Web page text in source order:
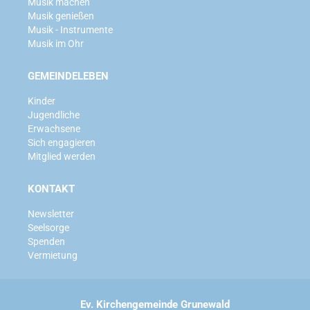
Musik genießen
Musik - Instrumente
Musik im Ohr
GEMEINDELEBEN
Kinder
Jugendliche
Erwachsene
Sich engagieren
Mitglied werden
KONTAKT
Newsletter
Seelsorge
Spenden
Vermietung
Ev. Kirchengemeinde Grunewald